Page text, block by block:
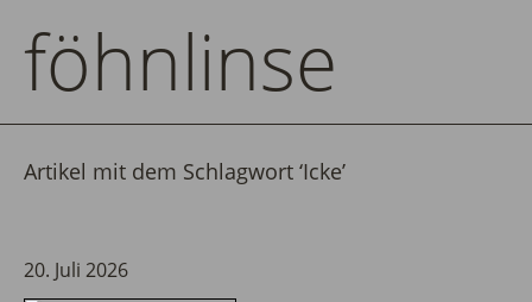
föhnlinse
Artikel mit dem Schlagwort ‘Icke’
20. Juli 2026